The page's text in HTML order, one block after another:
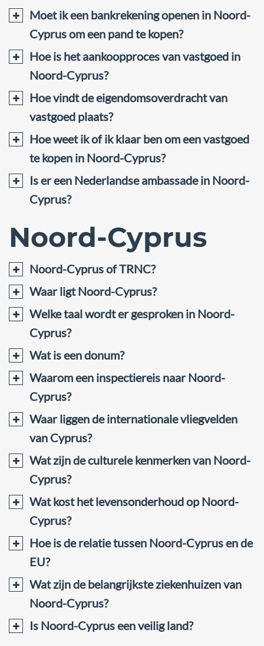
Moet ik een bankrekening openen in Noord-
Cyprus om een pand te kopen?
Hoe is het aankoopproces van vastgoed in
Noord-Cyprus?
Hoe vindt de eigendomsoverdracht van
vastgoed plaats?
Hoe weet ik of ik klaar ben om een vastgoed
te kopen in Noord-Cyprus?
Is er een Nederlandse ambassade in Noord-
Cyprus?
Noord-Cyprus
Noord-Cyprus of TRNC?
Waar ligt Noord-Cyprus?
Welke taal wordt er gesproken in Noord-
Cyprus?
Wat is een donum?
Waarom een inspectiereis naar Noord-
Cyprus?
Waar liggen de internationale vliegvelden
van Cyprus?
Wat zijn de culturele kenmerken van Noord-
Cyprus?
Wat kost het levensonderhoud op Noord-
Cyprus?
Hoe is de relatie tussen Noord-Cyprus en de
EU?
Wat zijn de belangrijkste ziekenhuizen van
Noord-Cyprus?
Is Noord-Cyprus een veilig land?